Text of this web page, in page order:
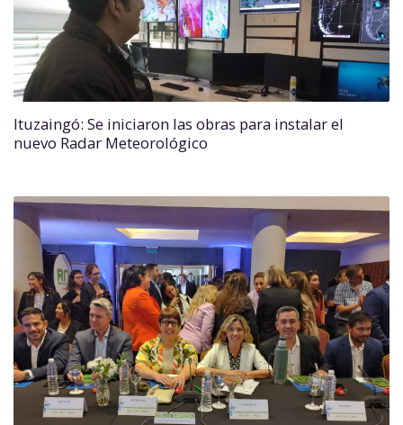
Ituzaingó: Se iniciaron las obras para instalar el
nuevo Radar Meteorológico